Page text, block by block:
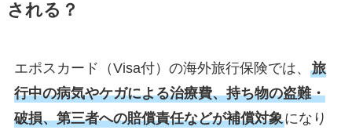
される？
エポスカード（Visa付）の海外旅行保険では、 旅
行中の病気やケガによる治療費、持ち物の盗難・
破損、第三者への賠償責任などが補償対象になり